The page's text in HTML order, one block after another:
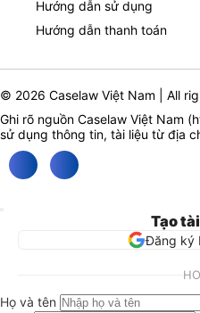
Hướng dẫn sử dụng
Hướng dẫn thanh toán
© 2026 Caselaw Việt Nam | All
Ghi rõ nguồn Caselaw Việt Nam (
sử dụng thông tin, tài liệu từ địa
Tạo
Đăng ký
Họ và tên